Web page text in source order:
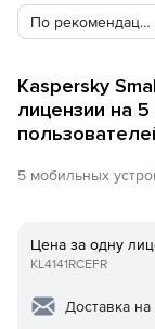
По рекомендации Softline
Kaspersky
лицензии на
5 мобильных
Цена за одну
KL4141RCEFR
Доставка